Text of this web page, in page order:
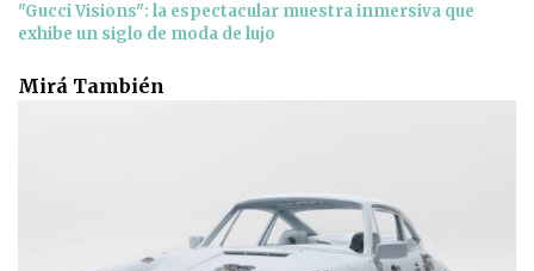
"Gucci Visions": la espectacular muestra inmersiva que
exhibe un siglo de moda de lujo
Mirá También